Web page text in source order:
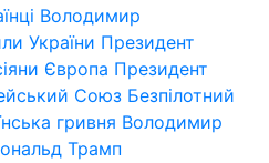
Володимир
України Президент
Європа Президент
Союз Безпілотний
гривня Володимир
Трамп